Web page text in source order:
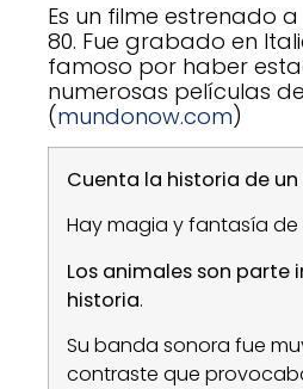
Es un filme estrenado
80. Fue grabado en
famoso por haber
numerosas películas
(mundonow.com)
Cuenta la historia de
Hay magia y fantasía de
Los animales son parte
historia.
Su banda sonora fue
contraste que